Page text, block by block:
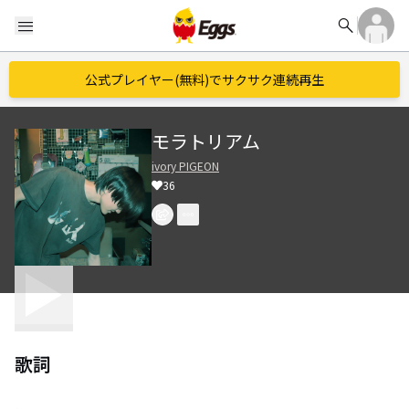
menu search
公式プレイヤー(無料)でサクサク連続再生
モラトリアム
ivory PIGEON
36
歌詞